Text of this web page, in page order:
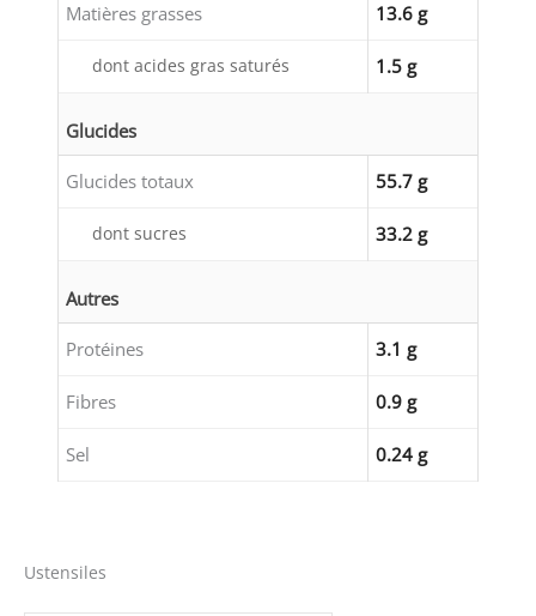
Matières grasses 13.6 g
dont acides gras saturés 1.5 g
Glucides
Glucides totaux 55.7 g
dont sucres 33.2 g
Autres
Protéines 3.1 g
Fibres 0.9 g
Sel 0.24 g
Ustensiles